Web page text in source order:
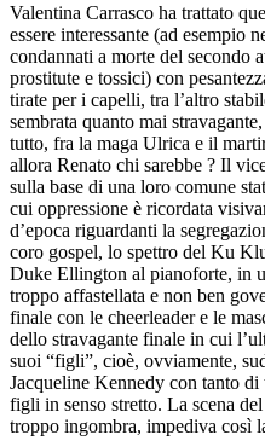
Valentina Carrasco ha trattato
essere interessante (ad esempio
condannati a morte del secondo
prostitute e tossici) con
tirate per i capelli, tra l’altro
sembrata quanto mai
tutto, fra la maga Ulrica e il
allora Renato chi sarebbe ? Il
sulla base di una loro comune
cui oppressione è ricordata
d’epoca riguardanti la
coro gospel, lo spettro del Ku
Duke Ellington al pianoforte, in
troppo affastellata e non ben
finale con le cheerleader e le
dello stravagante finale in cui
suoi “figli”, cioè, ovviamente,
Jacqueline Kennedy con tanto
figli in senso stretto. La scena
troppo ingombra, impediva così